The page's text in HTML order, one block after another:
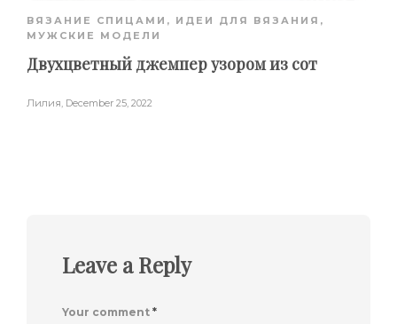
ВЯЗАНИЕ СПИЦАМИ , ИДЕИ ДЛЯ ВЯЗАНИЯ ,
МУЖСКИЕ МОДЕЛИ
Двухцветный джемпер узором из сот
Лилия, December 25, 2022
Leave a Reply
Your comment *